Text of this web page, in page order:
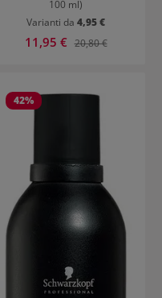
100 ml)
Varianti da 4,95 €
Prezzo di vendita:
11,95 € Prezzo normale:
20,80 €
42%